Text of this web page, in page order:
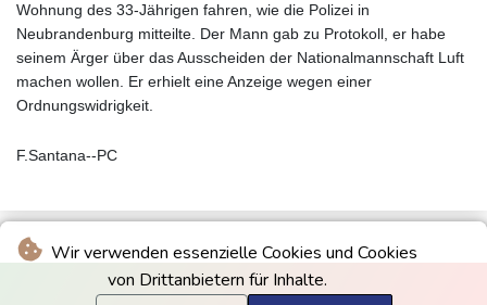
Wir verwenden essenzielle Cookies und Cookies
von Drittanbietern für Inhalte.
Wohnung des 33-Jährigen fahren, wie die Polizei in
Neubrandenburg mitteilte. Der Mann gab zu Protokoll, er habe
seinem Ärger über das Ausscheiden der Nationalmannschaft Luft
machen wollen. Er erhielt eine Anzeige wegen einer
Ordnungswidrigkeit.
F.Santana--PC